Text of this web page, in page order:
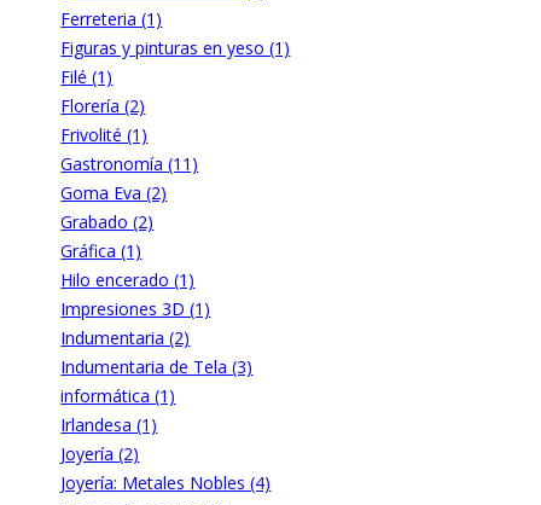
Ferreteria (1)
Figuras y pinturas en yeso (1)
Filé (1)
Florería (2)
Frivolité (1)
Gastronomía (11)
Goma Eva (2)
Grabado (2)
Gráfica (1)
Hilo encerado (1)
Impresiones 3D (1)
Indumentaria (2)
Indumentaria de Tela (3)
informática (1)
Irlandesa (1)
Joyería (2)
Joyería: Metales Nobles (4)